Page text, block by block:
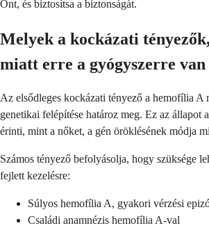
Önt, és biztosítsa a biztonságát.
Melyek a kockázati
miatt erre a gyógyszerre van
Az elsődleges kockázati tényező a hemofília A
genetikai felépítése határoz meg. Ez az állapot
érinti, mint a nőket, a gén öröklésének módja
Számos tényező befolyásolja, hogy szüksége
fejlett kezelésre:
Súlyos hemofília A, gyakori vérzési
Családi anamnézis hemofília A-val